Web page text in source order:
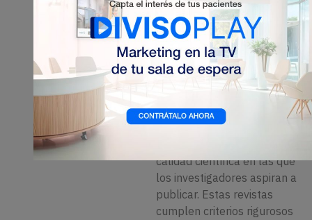
propuesto por Garfield
usa para establecer una
base de datos de revistas de
calidad llamadaJournal
Citation Report (JCR)
que
se ha convertido en un
estándar de referencia en la
comunidad científica para el
calidad científica en las que
los investigadores aspiran a
publicar. Estas revistas
cumplen criterios rigurosos